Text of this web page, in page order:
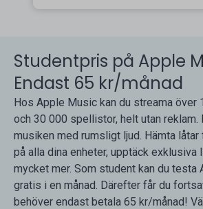
Studentpris på Apple
Endast 65 kr/månad
Hos Apple Music kan du streama över
och 30 000 spellistor, helt utan reklam.
musiken med rumsligt ljud. Hämta
på alla dina enheter, upptäck exklusiva
mycket mer. Som student kan du testa
gratis i en månad. Därefter får du
behöver endast betala 65 kr/månad!